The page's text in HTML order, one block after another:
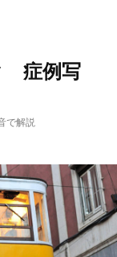
症例写
で解説